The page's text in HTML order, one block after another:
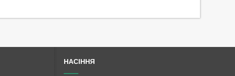
НАСІННЯ